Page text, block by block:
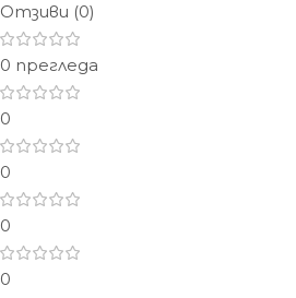
Отзиви (0)
0 прегледа
0
0
0
0